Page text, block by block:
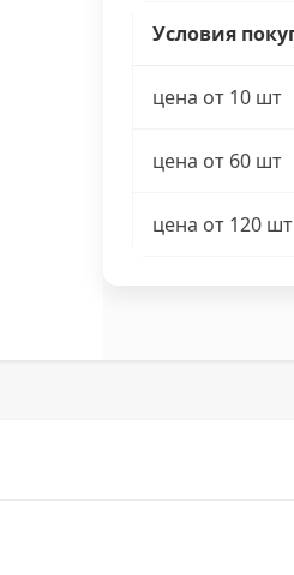
Условия
цена от 10 шт
цена от 60 шт
цена от 120 шт